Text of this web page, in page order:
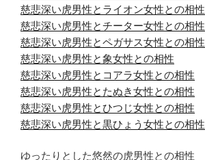
慈悲深い虎男性とライオン女性との相性
慈悲深い虎男性とチーター女性との相性
慈悲深い虎男性とペガサス女性との相性
慈悲深い虎男性と象女性との相性
慈悲深い虎男性とコアラ女性との相性
慈悲深い虎男性とたぬき女性との相性
慈悲深い虎男性とひつじ女性との相性
慈悲深い虎男性と黒ひょう女性との相性
ゆったりとした悠然の虎男性との相性